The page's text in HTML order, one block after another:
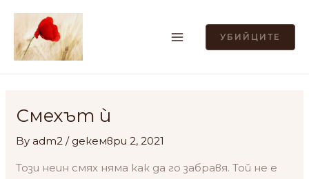
content
MENUУБИЙЦИТЕ
Смехът ѝ
By adm2/ декември 2, 2021
Този неин смях няма как да го забравя. Той не е